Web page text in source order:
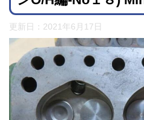
更新日： 2021年6月17日